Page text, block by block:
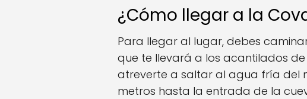
¿Cómo llegar a la
Para llegar al lugar, debes
que te llevará a los acantilados de
atreverte a saltar al agua fría del
metros hasta la entrada de la